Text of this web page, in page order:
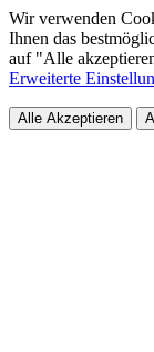
Wir verwenden
Ihnen das
auf "Alle
Erweiterte
Alle Akzeptieren